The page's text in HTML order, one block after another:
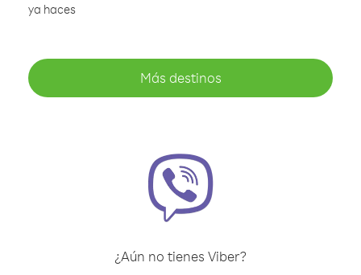
ya haces
Más destinos
¿Aún no tienes Viber?